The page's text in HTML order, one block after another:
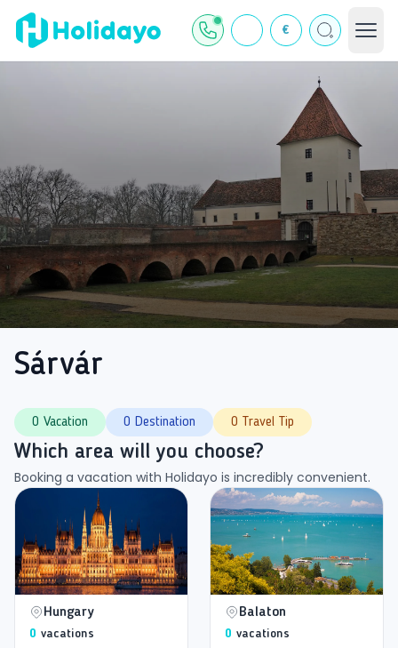
€
Sárvár
0 Vacation 0 Destination 0 Travel Tip
Which area will you choose?
Booking a vacation with Holidayo is incredibly convenient.
Hungary
0 vacations
Balaton
0 vacations